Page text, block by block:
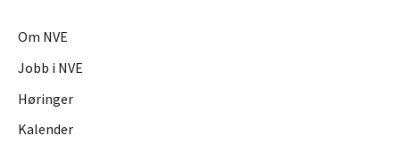
Om NVE
Jobb i NVE
Høringer
Kalender